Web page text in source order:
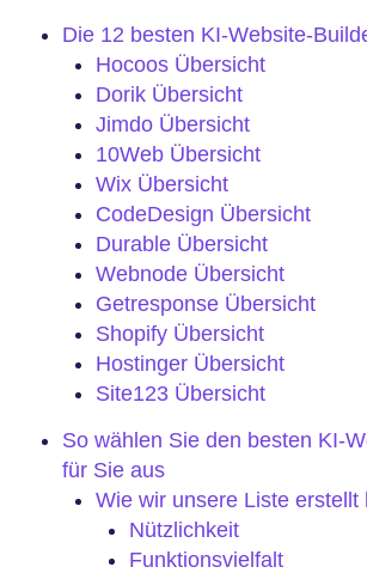
Die 12 besten KI-Website-
Hocoos Übersicht
Dorik Übersicht
Jimdo Übersicht
10Web Übersicht
Wix Übersicht
CodeDesign Übersicht
Durable Übersicht
Webnode Übersicht
Getresponse Übersicht
Shopify Übersicht
Hostinger Übersicht
Site123 Übersicht
So wählen Sie den besten KI-
für Sie aus
Wie wir unsere Liste erstellt
Nützlichkeit
Funktionsvielfalt